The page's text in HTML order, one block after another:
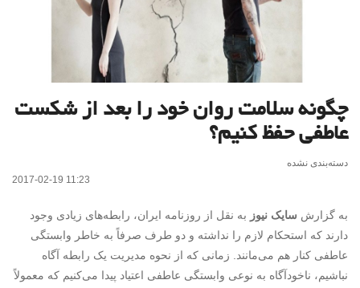
چگونه سلامت روان خود را بعد از شکست
عاطفی حفظ کنیم؟
دسته‌بندی نشده
2017-02-19 11:23
به گزارش سایک نیوز به نقل از روزنامه ایران، رابطه‌های زیادی وجود
دارند که استحکام لازم را نداشته و دو طرف صرفاً به خاطر وابستگی
عاطفی کنار هم می‌مانند. زمانی که از نحوه مدیریت یک رابطه آگاه
نباشیم، ناخودآگاه به نوعی وابستگی عاطفی اعتیاد پیدا می‌کنیم که معمولاً